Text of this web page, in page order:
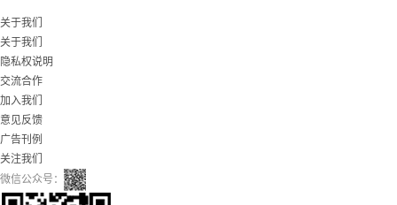
关于我们
关于我们
隐私权说明
交流合作
加入我们
意见反馈
广告刊例
关注我们
微信公众号：